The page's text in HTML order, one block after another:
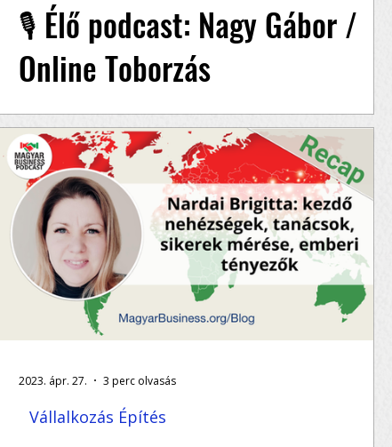
🎙️ Élő podcast: Nagy Gábor /
Online Toborzás
Vendégünk már korábban is járt nálunk – az
akkori adást itt hallgathatod meg:
https://www.magyarbusiness.org/magyar-
business-podcast/ep-7...
Vállalkozás Építés
2023. ápr. 27. 3 perc olvasás